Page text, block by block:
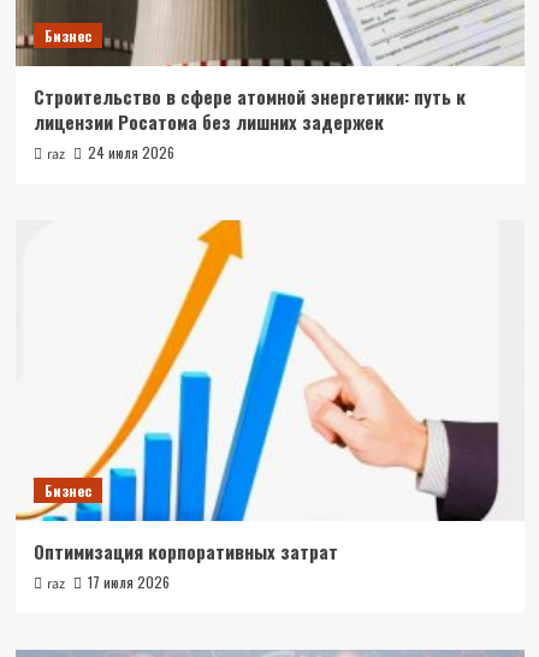
Бизнес
Строительство в сфере атомной энергетики: путь к
лицензии Росатома без лишних задержек
raz 24 июля 2026
Бизнес
Оптимизация корпоративных затрат
raz 17 июля 2026